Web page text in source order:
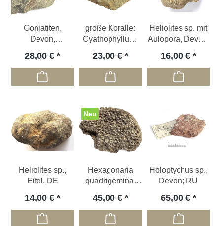
Goniatiten,
Devon,
28,00 €
große Koralle:
Cyathophyllum,
23,00 €
Heliolites sp. mit
Aulopora, Devon;
16,00 €
Heliolites sp.,
Eifel, DE
14,00 €
Neu
Hexagonaria
quadrigemina,
45,00 €
Holoptychus sp.,
Devon; RU
65,00 €